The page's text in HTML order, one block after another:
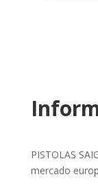
PISTOLAS
mercado